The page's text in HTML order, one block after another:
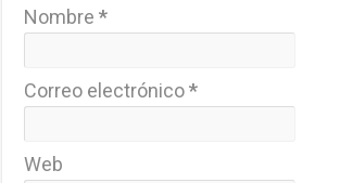
Nombre*
Correo electrónico*
Web